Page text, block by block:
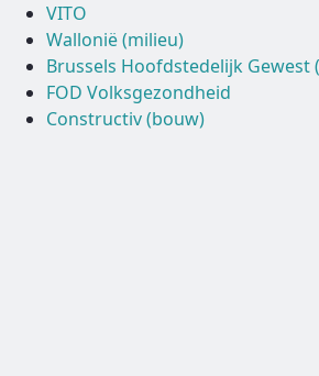
VITO
Wallonië (milieu)
Brussels Hoofdstedelijk Gewest
FOD Volksgezondheid
Constructiv (bouw)